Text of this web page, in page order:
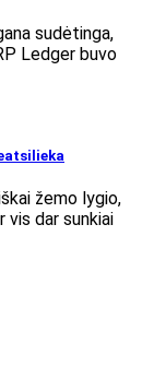
sudėtinga,
Ledger buvo
žemo lygio,
vis dar sunkiai